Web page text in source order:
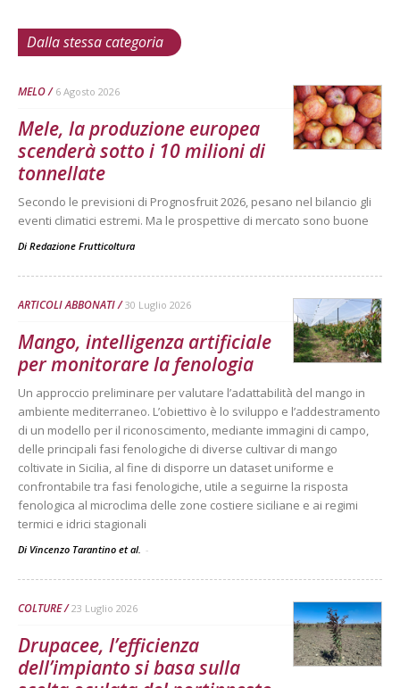
Dalla stessa categoria
MELO 6 Agosto 2026
Mele, la produzione europea
scenderà sotto i 10 milioni di
tonnellate
Secondo le previsioni di Prognosfruit 2026, pesano nel bilancio gli
eventi climatici estremi. Ma le prospettive di mercato sono buone
Di Redazione Frutticoltura
ARTICOLI ABBONATI 30 Luglio 2026
Mango, intelligenza artificiale
per monitorare la fenologia
Un approccio preliminare per valutare l’adattabilità del mango in
ambiente mediterraneo. L’obiettivo è lo sviluppo e l’addestramento
di un modello per il riconoscimento, mediante immagini di campo,
delle principali fasi fenologiche di diverse cultivar di mango
coltivate in Sicilia, al fine di disporre un dataset uniforme e
confrontabile tra fasi fenologiche, utile a seguirne la risposta
fenologica al microclima delle zone costiere siciliane e ai regimi
termici e idrici stagionali
Di Vincenzo Tarantino et al. -
COLTURE 23 Luglio 2026
Drupacee, l’efficienza
dell’impianto si basa sulla